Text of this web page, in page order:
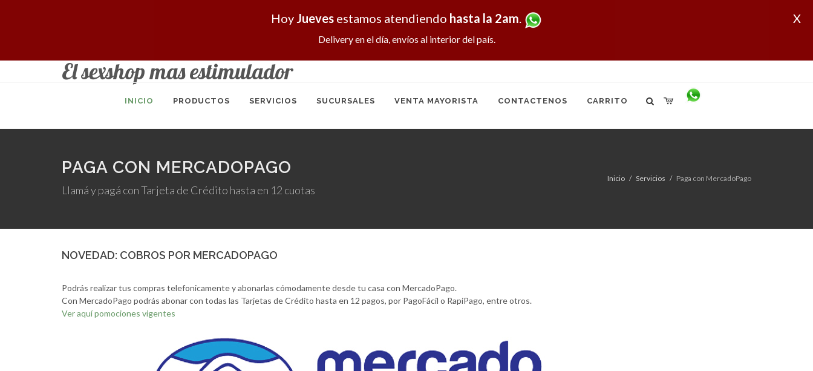
X
Hoy Jueves estamos atendiendo hasta la 2am.
Delivery en el día, envíos al interior del país.
El sexshop mas estimulador
INICIO PRODUCTOS SERVICIOS SUCURSALES VENTA MAYORISTA CONTACTENOS CARRITO
PAGA CON MERCADOPAGO
Llamá y pagá con Tarjeta de Crédito hasta en 12 cuotas
Inicio Servicios Paga con MercadoPago
NOVEDAD: COBROS POR MERCADOPAGO
Podrás realizar tus compras telefonicamente y abonarlas cómodamente desde tu casa con MercadoPago.
Con MercadoPago podrás abonar con todas las Tarjetas de Crédito hasta en 12 pagos, por PagoFácil o RapiPago, entre otros.
Ver aquí pomociones vigentes